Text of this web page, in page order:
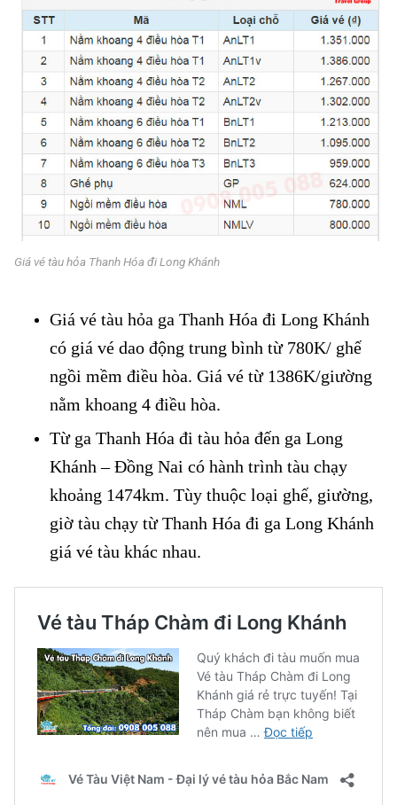
Giá vé tàu hỏa Thanh Hóa đi Long Khánh
Giá vé tàu hỏa ga Thanh Hóa đi Long Khánh
có giá vé dao động trung bình từ 780K/ ghế
ngồi mềm điều hòa. Giá vé từ 1386K/giường
nằm khoang 4 điều hòa.
Từ ga Thanh Hóa đi tàu hỏa đến ga Long
Khánh – Đồng Nai có hành trình tàu chạy
khoảng 1474km. Tùy thuộc loại ghế, giường,
giờ tàu chạy từ Thanh Hóa đi ga Long Khánh
giá vé tàu khác nhau.